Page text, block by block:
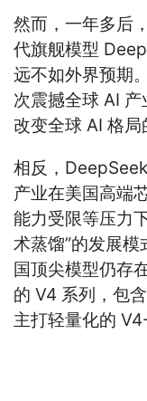
然而，一年多后
代旗舰模型
远不如外界预期
次震撼全球 AI
改变全球 AI 格局
相反，
产业在美国高端
能力受限等压力
术蒸馏”的发展
国顶尖模型仍存
的 V4 系列，包
主打轻量化的